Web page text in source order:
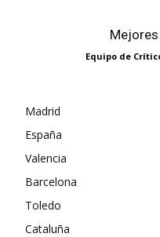
Mejores
Equipo de
Madrid
España
Valencia
Barcelona
Toledo
Cataluña